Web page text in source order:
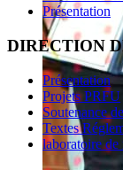
Présentation
DIRECTION
Présentation
Projets PRFU
Soutenance
Textes
laboratoire de